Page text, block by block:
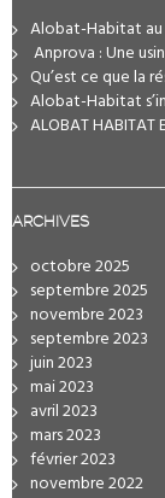
Alobat-Habitat au
Anprova : Une
Qu’est ce que la
Alobat-Habitat
ALOBAT HABITAT
ARCHIVES
octobre 2025
septembre 2025
novembre 2023
septembre 2023
juin 2023
mai 2023
avril 2023
mars 2023
février 2023
novembre 2022